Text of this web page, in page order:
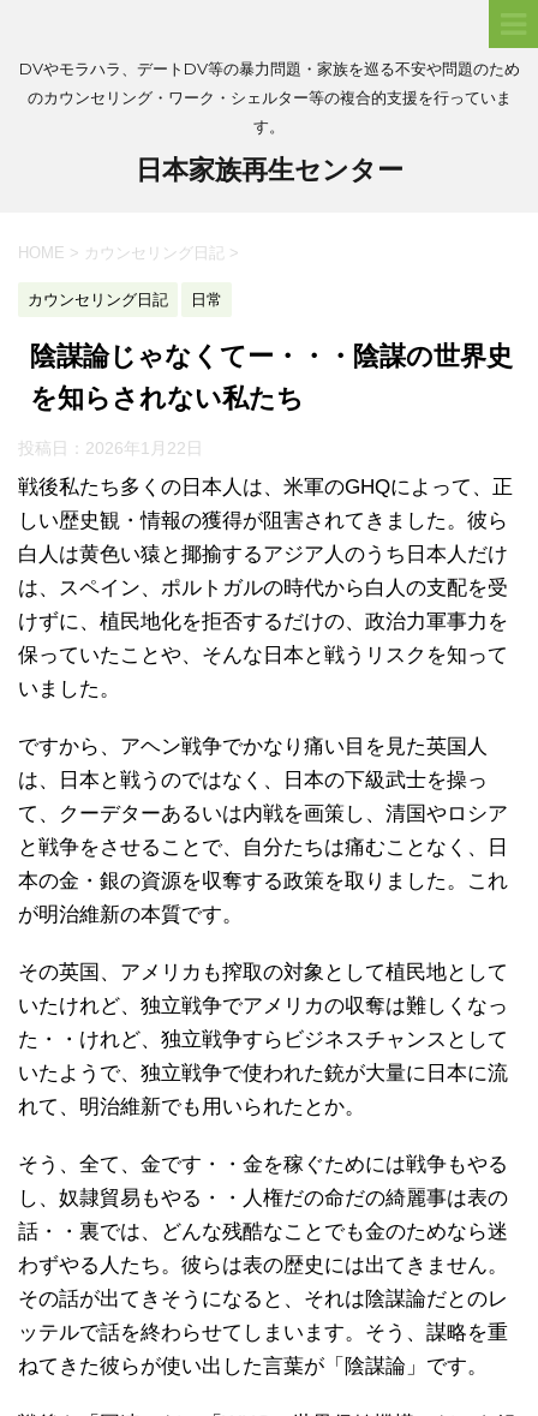
DVやモラハラ、デートDV等の暴力問題・家族を巡る不安や問題のため
のカウンセリング・ワーク・シェルター等の複合的支援を行っていま
す。
日本家族再生センター
HOME > カウンセリング日記 >
カウンセリング日記 日常
陰謀論じゃなくてー・・・陰謀の世界史
を知らされない私たち
投稿日： 2026年1月22日
戦後私たち多くの日本人は、米軍のGHQによって、正
しい歴史観・情報の獲得が阻害されてきました。彼ら
白人は黄色い猿と揶揄するアジア人のうち日本人だけ
は、スペイン、ポルトガルの時代から白人の支配を受
けずに、植民地化を拒否するだけの、政治力軍事力を
保っていたことや、そんな日本と戦うリスクを知って
いました。
ですから、アヘン戦争でかなり痛い目を見た英国人
は、日本と戦うのではなく、日本の下級武士を操っ
て、クーデターあるいは内戦を画策し、清国やロシア
と戦争をさせることで、自分たちは痛むことなく、日
本の金・銀の資源を収奪する政策を取りました。これ
が明治維新の本質です。
その英国、アメリカも搾取の対象として植民地として
いたけれど、独立戦争でアメリカの収奪は難しくなっ
た・・けれど、独立戦争すらビジネスチャンスとして
いたようで、独立戦争で使われた銃が大量に日本に流
れて、明治維新でも用いられたとか。
そう、全て、金です・・金を稼ぐためには戦争もやる
し、奴隷貿易もやる・・人権だの命だの綺麗事は表の
話・・裏では、どんな残酷なことでも金のためなら迷
わずやる人たち。彼らは表の歴史には出てきません。
その話が出てきそうになると、それは陰謀論だとのレ
ッテルで話を終わらせてしまいます。そう、謀略を重
ねてきた彼らが使い出した言葉が「陰謀論」です。